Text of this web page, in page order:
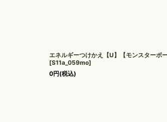
エネルギーつけかえ【U】【モンスターボー
[S11a_059mo]
0円(税込)